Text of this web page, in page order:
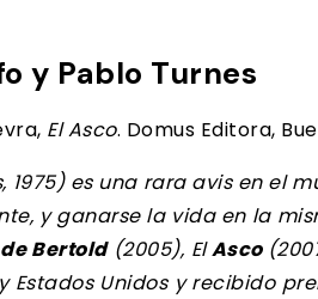
y Pablo Turnes
El Asco. Domus Editora,
1975) es una rara avis en el
y ganarse la vida en la
Bertold(2005), ElAsco
Estados Unidos y recibido